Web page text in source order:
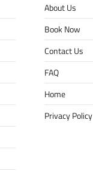
About Us
Book Now
Contact Us
FAQ
Home
Privacy Policy